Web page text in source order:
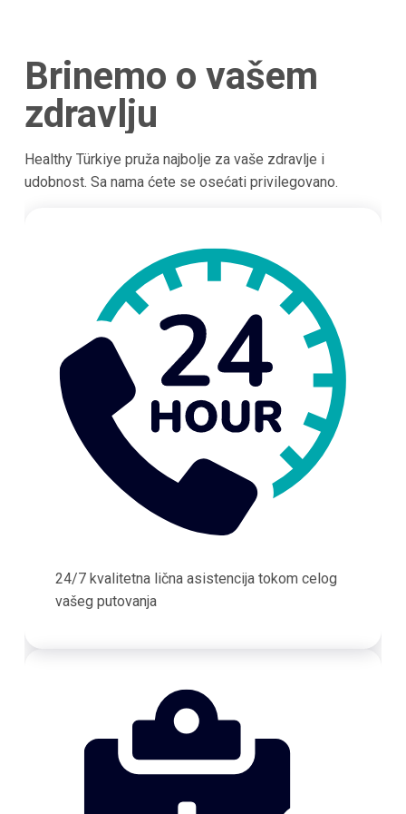
Brinemo o vašem
zdravlju
Healthy Türkiye pruža najbolje za vaše zdravlje i
udobnost. Sa nama ćete se osećati privilegovano.
24/7 kvalitetna lična asistencija tokom celog
vašeg putovanja